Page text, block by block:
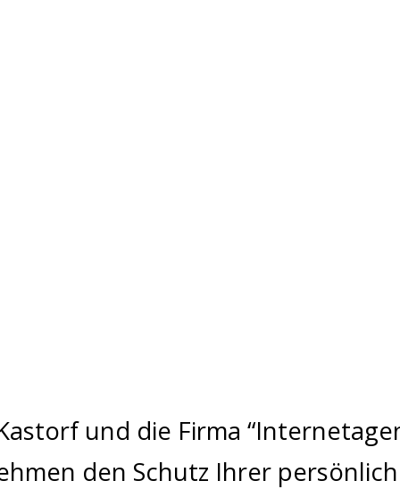
und die Firma
den Schutz Ihrer